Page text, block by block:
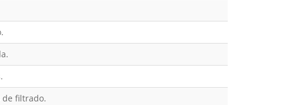
de filtrado.